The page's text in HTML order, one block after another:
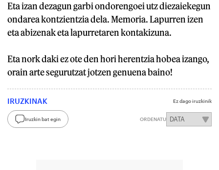
Eta izan dezagun garbi ondorengoei utz diezaiekegun
ondarea kontzientzia dela. Memoria. Lapurren izen
eta abizenak eta lapurretaren kontakizuna.
Eta nork daki ez ote den hori herentzia hobea izango,
orain arte segurutzat jotzen genuena baino!
IRUZKINAK Ez dago iruzkinik
Iruzkin bat egin ORDENATU